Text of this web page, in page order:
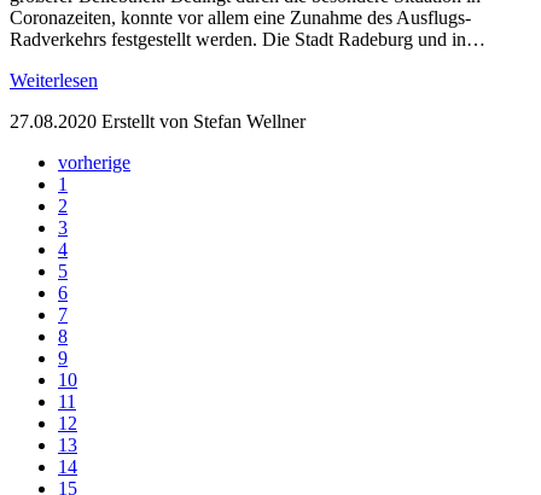
Coronazeiten, konnte vor allem eine Zunahme des Ausflugs-
Radverkehrs festgestellt werden. Die Stadt Radeburg und in…
Weiterlesen
27.08.2020 Erstellt von Stefan Wellner
vorherige
1
2
3
4
5
6
7
8
9
10
11
12
13
14
15